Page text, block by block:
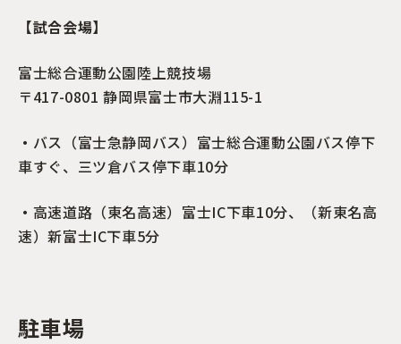
【試合会場】
富士総合運動公園陸上競技場
〒417-0801 静岡県富士市大淵115-1
・ バス（富士急静岡バス）富士総合運動公園バス停下
車すぐ、三ツ倉バス停下車10分
・ 高速道路（東名高速）富士IC下車10分、（新東名高
速）新富士IC下車5分
駐車場